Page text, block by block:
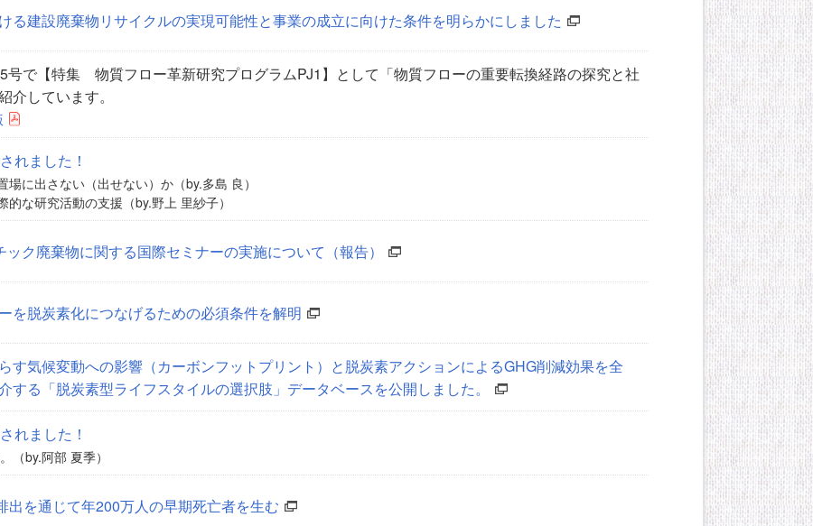
る建設廃棄物リサイクルの実現可能性と事業の成立に向けた条件を明らかにしました
で【特集 物質フロー革新研究プログラムPJ1】として「物質フローの重要転換経路の探究と社
介しています。
れました！
場に出さない（出せない）か（by.多島 良）
的な研究活動の支援（by.野上 里紗子）
ク廃棄物に関する国際セミナーの実施について（報告）
を脱炭素化につなげるための必須条件を解明
す気候変動への影響（カーボンフットプリント）と脱炭素アクションによるGHG削減効果を全
する「脱炭素型ライフスタイルの選択肢」データベースを公開しました。
れました！
（by.阿部 夏季）
出を通じて年200万人の早期死亡者を生む